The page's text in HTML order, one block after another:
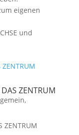
eigenen
und
ZENTRUM
,
ZENTRUM